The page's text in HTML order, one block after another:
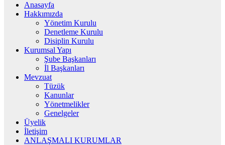
Anasayfa
Hakkımızda
Yönetim Kurulu
Denetleme Kurulu
Disiplin Kurulu
Kurumsal Yapı
Şube Başkanları
İl Başkanları
Mevzuat
Tüzük
Kanunlar
Yönetmelikler
Genelgeler
Üyelik
İletişim
ANLAŞMALI KURUMLAR